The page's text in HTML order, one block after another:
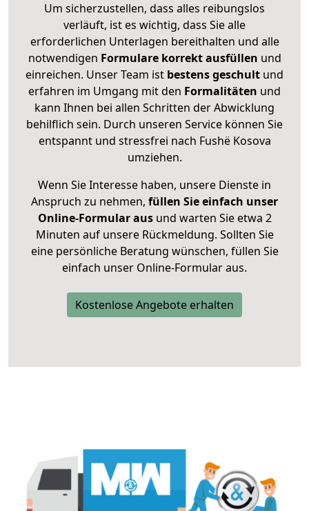
Um sicherzustellen, dass alles reibungslos
verläuft, ist es wichtig, dass Sie alle
erforderlichen Unterlagen bereithalten und alle
notwendigen Formulare korrekt ausfüllen und
einreichen. Unser Team ist bestens geschult und
erfahren im Umgang mit den Formalitäten und
kann Ihnen bei allen Schritten der Abwicklung
behilflich sein. Durch unseren Service können Sie
entspannt und stressfrei nach Fushë Kosova
umziehen.
Wenn Sie Interesse haben, unsere Dienste in
Anspruch zu nehmen, füllen Sie einfach unser
Online-Formular ausund warten Sie etwa 2
Minuten auf unsere Rückmeldung. Sollten Sie
eine persönliche Beratung wünschen, füllen Sie
einfach unser Online-Formular aus.
Kostenlose Angebote erhalten